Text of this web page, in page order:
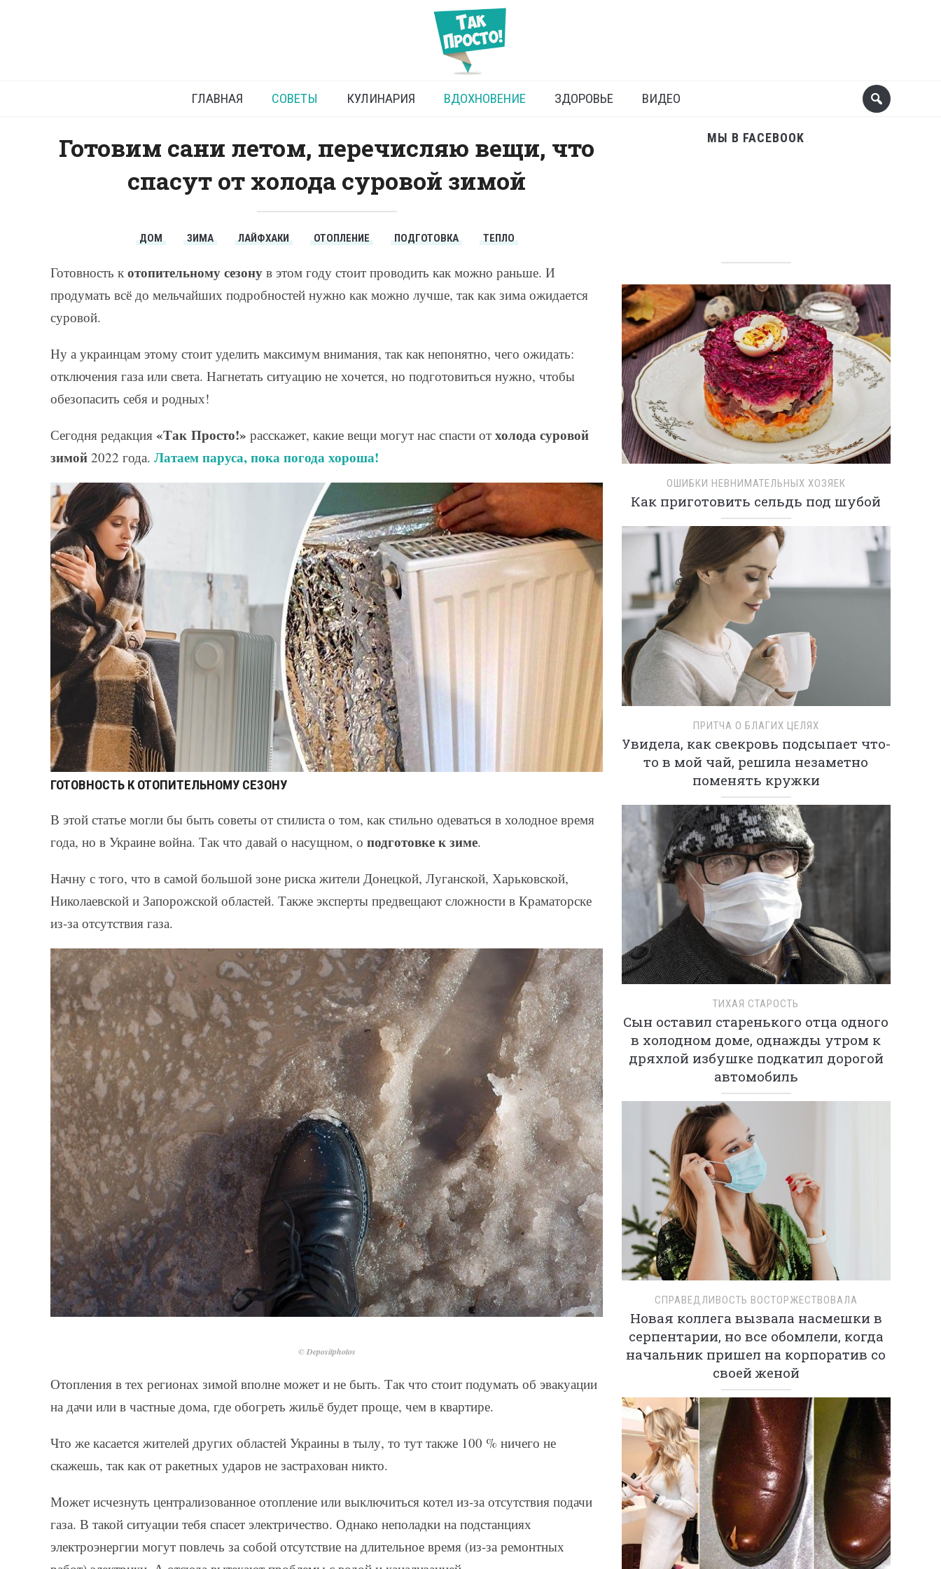
Готовность к отопительному сезону
ГЛАВНАЯ СОВЕТЫ КУЛИНАРИЯ ВДОХНОВЕНИЕ ЗДОРОВЬЕ ВИДЕО
Готовим сани летом, перечисляю вещи, что
спасут от холода суровой зимой
ДОМ ЗИМА ЛАЙФХАКИ ОТОПЛЕНИЕ ПОДГОТОВКА ТЕПЛО
Готовность к отопительному сезону в этом году стоит проводить как можно раньше. И
продумать всё до мельчайших подробностей нужно как можно лучше, так как зима ожидается
суровой.
Ну а украинцам этому стоит уделить максимум внимания, так как непонятно, чего ожидать:
отключения газа или света. Нагнетать ситуацию не хочется, но подготовиться нужно, чтобы
обезопасить себя и родных!
Сегодня редакция «Так Просто!» расскажет, какие вещи могут нас спасти от холода суровой
зимой 2022 года. Латаем паруса, пока погода хороша!
ГОТОВНОСТЬ К ОТОПИТЕЛЬНОМУ СЕЗОНУ
В этой статье могли бы быть советы от стилиста о том, как стильно одеваться в холодное время
года, но в Украине война. Так что давай о насущном, о подготовке к зиме.
Начну с того, что в самой большой зоне риска жители Донецкой, Луганской, Харьковской,
Николаевской и Запорожской областей. Также эксперты предвещают сложности в Краматорске
из-за отсутствия газа.
© Depositphotos
Отопления в тех регионах зимой вполне может и не быть. Так что стоит подумать об эвакуации
на дачи или в частные дома, где обогреть жильё будет проще, чем в квартире.
Что же касается жителей других областей Украины в тылу, то тут также 100 % ничего не
скажешь, так как от ракетных ударов не застрахован никто.
Может исчезнуть централизованное отопление или выключиться котел из-за отсутствия подачи
газа. В такой ситуации тебя спасет электричество. Однако неполадки на подстанциях
электроэнергии могут повлечь за собой отсутствие на длительное время (из-за ремонтных
МЫ В FACEBOOK
ОШИБКИ НЕВНИМАТЕЛЬНЫХ ХОЗЯЕК
Как приготовить сельдь под шубой
ПРИТЧА О БЛАГИХ ЦЕЛЯХ
Увидела, как свекровь подсыпает что-
то в мой чай, решила незаметно
поменять кружки
ТИХАЯ СТАРОСТЬ
Сын оставил старенького отца одного
в холодном доме, однажды утром к
дряхлой избушке подкатил дорогой
автомобиль
СПРАВЕДЛИВОСТЬ ВОСТОРЖЕСТВОВАЛА
Новая коллега вызвала насмешки в
серпентарии, но все обомлели, когда
начальник пришел на корпоратив со
своей женой